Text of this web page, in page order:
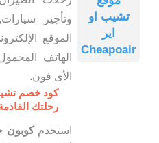
تشيب او
اير
Cheapoair
وتأجير
الموقع
الهاتف
الأى فون.
رحلتك
استخدمكوبون